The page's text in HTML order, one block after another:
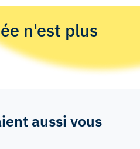
n'est plus
aussi vous